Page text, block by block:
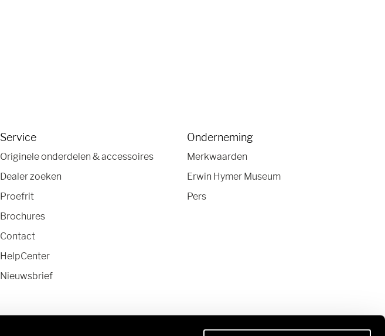
Service
Originele onderdelen & accessoires
Dealer zoeken
Proefrit
Brochures
Contact
HelpCenter
Nieuwsbrief
Onderneming
Merkwaarden
Erwin Hymer Museum
Pers